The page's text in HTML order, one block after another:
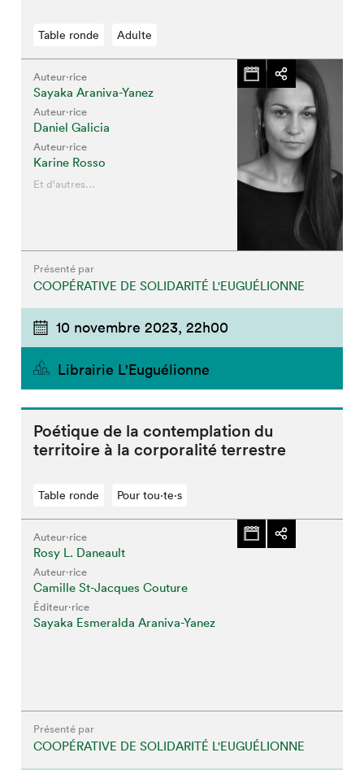
Table ronde Adulte
Auteur·rice
Sayaka Araniva-Yanez
Auteur·rice
Daniel Galicia
Auteur·rice
Karine Rosso
Et d'autres...
Présenté par
COOPÉRATIVE DE SOLIDARITÉ L'EUGUÉLIONNE
10 novembre 2023, 22h00
Librairie L'Euguélionne
Poétique de la contemplation du
territoire à la corporalité terrestre
Table ronde Pour tou⋅te⋅s
Auteur·rice
Rosy L. Daneault
Auteur·rice
Camille St-Jacques Couture
Éditeur·rice
Sayaka Esmeralda Araniva-Yanez
Présenté par
COOPÉRATIVE DE SOLIDARITÉ L'EUGUÉLIONNE